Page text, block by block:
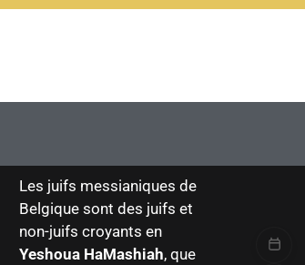
Les juifs messianiques de
Belgique sont des juifs et
non-juifs croyants en
Yeshoua HaMashiah, que